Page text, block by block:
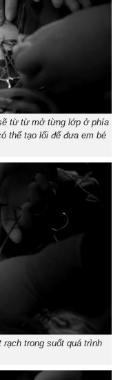
từ từ mở từng lớp ở phía
thể tạo lối để đưa em bé
rạch trong suốt quá trình